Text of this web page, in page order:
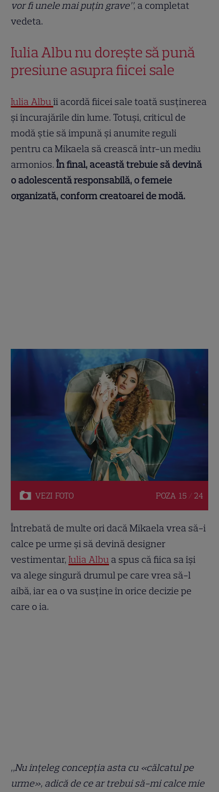
vor fi unele mai puțin grave”, a completat
vedeta.
Iulia Albu nu dorește să pună
presiune asupra fiicei sale
Iulia Albuîi acordă fiicei sale toată susținerea
și încurajările din lume. Totuși, criticul de
modă știe să impună și anumite reguli
pentru ca Mikaela să crească într-un mediu
armonios. În final, această trebuie să devină
o adolescentă responsabilă, o femeie
organizată, conform creatoarei de modă.
VEZI FOTO POZA 15 / 24
Întrebată de multe ori dacă Mikaela vrea să-i
calce pe urme și să devină designer
vestimentar,Iulia Albu a spus că fiica sa își
va alege singură drumul pe care vrea să-l
aibă, iar ea o va susține în orice decizie pe
care o ia.
„Nu înțeleg concepția asta cu «călcatul pe
urme», adică de ce ar trebui să-mi calce mie